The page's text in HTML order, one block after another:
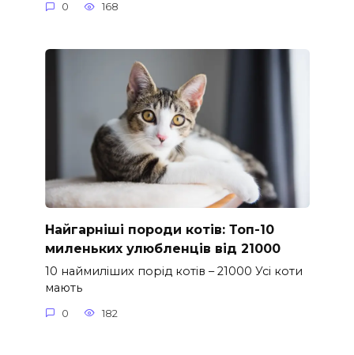
0 168
Найгарніші породи котів: Топ-10
миленьких улюбленців від 21000
10 наймиліших порід котів – 21000 Усі коти
мають
0 182